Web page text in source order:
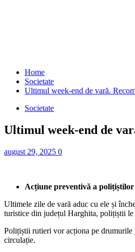
Home
Societate
Ultimul week-end de vară.
Societate
Ultimul week-end de
august 29, 2025 0
Acțiune preventivă a
Ultimele zile de vară aduc cu ele și
turistice din județul Harghita, polițiștii le
Polițiștii rutieri vor acționa pe drumurile
circulație.